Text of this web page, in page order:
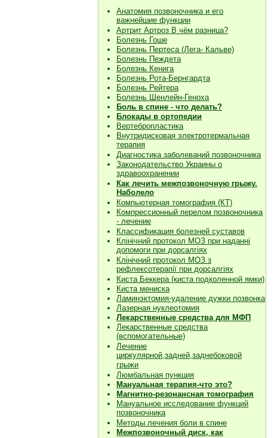
Анатомия позвоночника и его
важнейшие функции
Артрит Артроз В чём разница?
Болезнь Гоше
Болезнь Пертеса (Лега- Кальве)
Болезнь Пеждета
Болезнь Кенига
Болезнь Рота-Бернгардта
Болезнь Рейтера
Болезнь Шенлейн-Геноха
Боль в спине - что делать?
Блокады в ортопедии
Вертебропластика
Внутридисковая электротермальная
терапия
Диагностика заболеваний позвоночника
Законодательство Украины о
здравоохранении
Как лечить межпозвоночную грыжу.
Наболело
Компьютерная томография (КТ)
Компрессионный перелом позвоночника
- лечение
Классификация болезней суставов
Клiнiчний протокол МОЗ при наданнi
допомоги при дорсалгiях
Клiнiчний протокол МОЗ з
рефлексотерапiї при дорсалгіях
Киста Беккера (киста подколенной ямки)
Киста мениска
Ламинэктомия-удаление дужки позвонка
Лазерная нуклеотомия
Лекарственные средства для МФП
Лекарственные средства
(вспомогательные)
Лечение
циркулярной,задней,заднебоковой
грыжи
Люмбальная пункция
Мануальная терапия-что это?
Магнитно-резонансная томография
Мануальное исследование функций
позвоночника
Методы лечения боли в спине
Межпозвоночный диск, как